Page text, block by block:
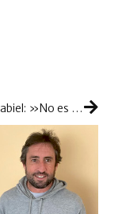
Maxi Grabiel: »No es sano jugar tanto ni vivir con la incertidumbre sobre lo que va a pasar, lo lógico es un acuerdo y un solo circuito»